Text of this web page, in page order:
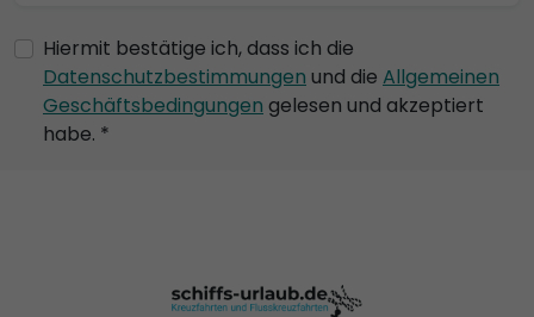
Hiermit bestätige ich, dass ich die
Datenschutzbestimmungen und die Allgemeinen
Geschäftsbedingungen gelesen und akzeptiert
habe. *